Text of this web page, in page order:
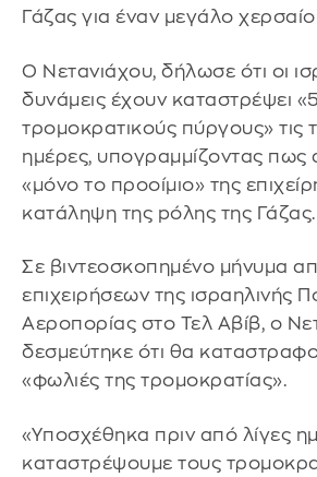
Γάζας για έναν μεγάλο χερσαίο
Ο Νετανιάχου, δήλωσε ότι οι
δυνάμεις έχουν καταστρέψει
τρομοκρατικούς πύργους» τις
ημέρες, υπογραμμίζοντας πως
«μόνο το προοίμιο» της
κατάληψη της pόλης της Γάζας.
Σε βιντεοσκοπημένο μήνυμα
επιχειρήσεων της ισραηλινής
Αεροπορίας στο Τελ Αβίβ, ο
δεσμεύτηκε ότι θα
«φωλιές της τρομοκρατίας».
«Υποσχέθηκα πριν από λίγες
καταστρέψουμε τους